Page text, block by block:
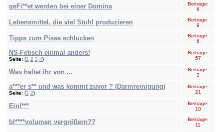
geFi**et werden bei einer Domina
Beiträge:
8
Lebensmittel, die viel Stuhl produzieren
Beiträge:
9
Tipps zum Pisse schlucken
Beiträge:
6
NS-Fetisch einmal anders!
Seite:(1 2 3 4)
Beiträge:
57
Was haltet ihr von ...
Beiträge:
3
a***er s** und was kommt zuvor ? (Darmreinigung)
Seite:(1 2)
Beiträge:
21
Einl***
Beiträge:
10
bl****volumen vergrößern??
Beiträge:
11